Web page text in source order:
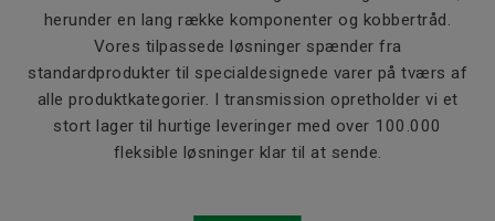
herunder en lang række komponenter og kobbertråd.
Vores tilpassede løsninger spænder fra
standardprodukter til specialdesignede varer på tværs af
alle produktkategorier. I transmission opretholder vi et
stort lager til hurtige leveringer med over 100.000
fleksible løsninger klar til at sende.